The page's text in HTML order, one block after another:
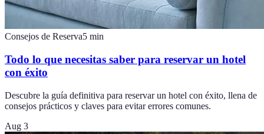
Consejos de Reserva5 min
Todo lo que necesitas saber para reservar un hotel
con éxito
Descubre la guía definitiva para reservar un hotel con éxito, llena de
consejos prácticos y claves para evitar errores comunes.
Aug 3